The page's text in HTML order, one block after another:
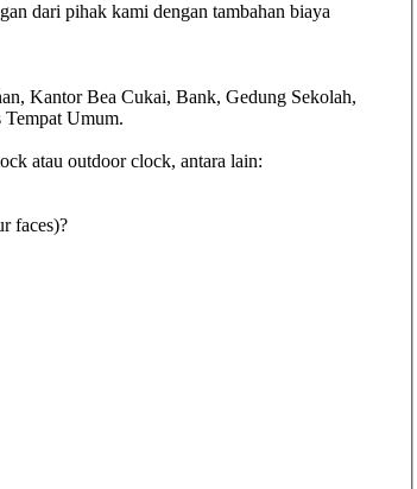
dari pihak kami dengan tambahan biaya
Kantor Bea Cukai, Bank, Gedung Sekolah,
Tempat Umum.
atau outdoor clock, antara lain:
faces)?